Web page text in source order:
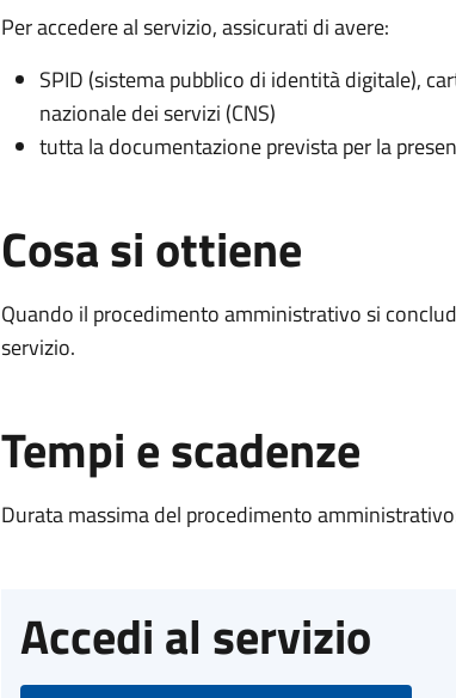
Per accedere al servizio, assicurati di avere:
SPID (sistema pubblico di identità digitale),
nazionale dei servizi (CNS)
tutta la documentazione prevista per la
Cosa si ottiene
Quando il procedimento amministrativo si
servizio.
Tempi e scadenze
Durata massima del procedimento
Accedi al servizio